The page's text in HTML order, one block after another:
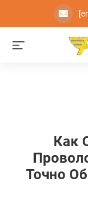
Как
Точно